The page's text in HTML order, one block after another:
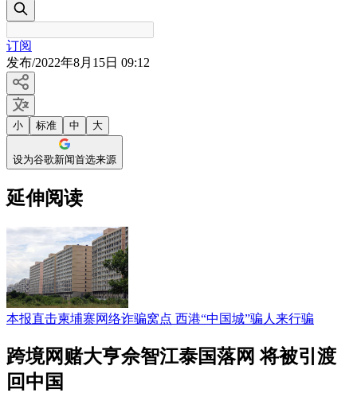
订阅
发布/2022年8月15日 09:12
小 标准 中 大
设为谷歌新闻首选来源
延伸阅读
本报直击柬埔寨网络诈骗窝点 西港“中国城”骗人来行骗
跨境网赌大亨佘智江泰国落网 将被引渡
回中国